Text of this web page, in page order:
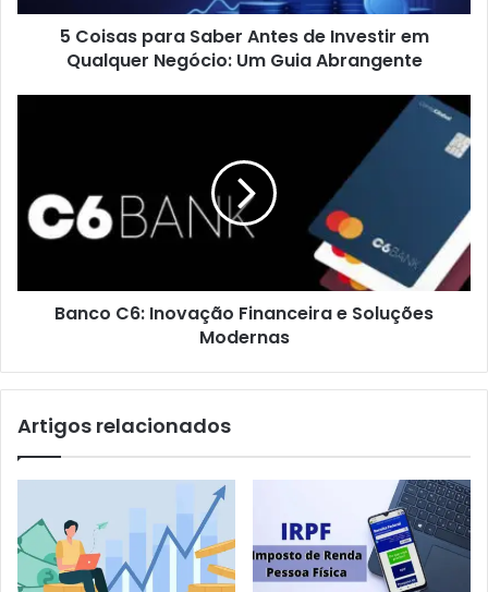
Qualquer
Negócio:5 Coisas para Saber Antes de Investir em
Qualquer Negócio: Um Guia Abrangente
Soluções
Modernas
Banco C6: Inovação Financeira e Soluções
Modernas
Artigos relacionados